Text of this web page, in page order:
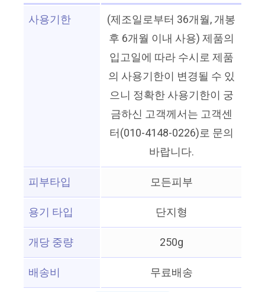
사용기한
(제조일로부터 36개월, 개봉
후 6개월 이내 사용) 제품의
입고일에 따라 수시로 제품
의 사용기한이 변경될 수 있
으니 정확한 사용기한이 궁
금하신 고객께서는 고객센
터(010-4148-0226)로 문의
바랍니다.
피부타입
모든피부
용기 타입
단지형
개당 중량
250g
배송비
무료배송